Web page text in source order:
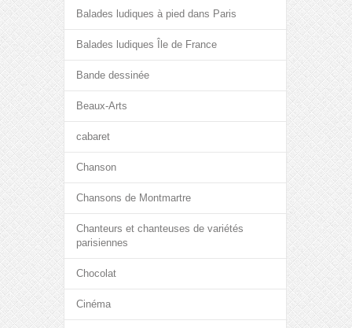
Balades ludiques à pied dans Paris
Balades ludiques Île de France
Bande dessinée
Beaux-Arts
cabaret
Chanson
Chansons de Montmartre
Chanteurs et chanteuses de variétés
parisiennes
Chocolat
Cinéma